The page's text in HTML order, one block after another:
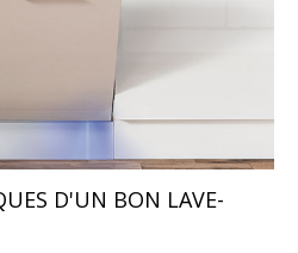
D'UN BON LAVE-